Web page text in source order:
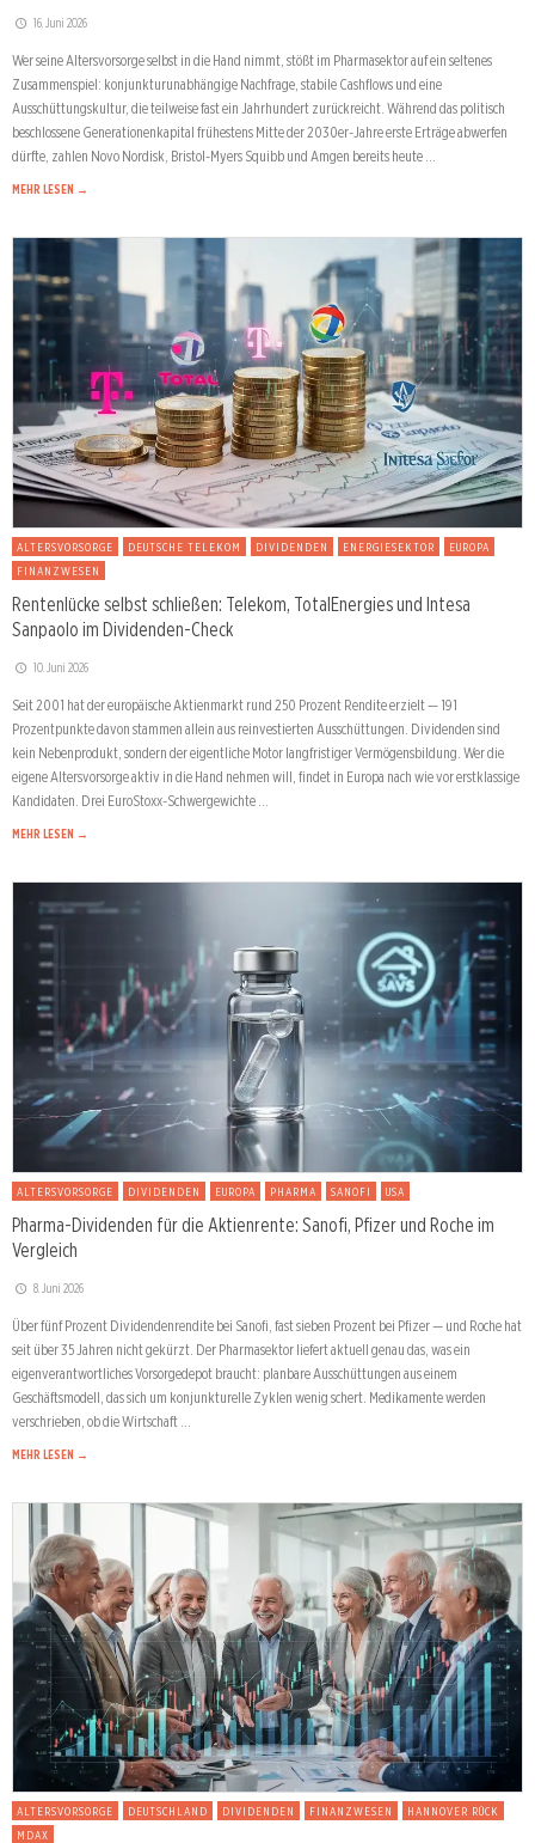
16. Juni 2026
Wer seine Altersvorsorge selbst in die Hand nimmt, stößt im Pharmasektor auf ein seltenes
Zusammenspiel: konjunkturunabhängige Nachfrage, stabile Cashflows und eine
Ausschüttungskultur, die teilweise fast ein Jahrhundert zurückreicht. Während das politisch
beschlossene Generationenkapital frühestens Mitte der 2030er-Jahre erste Erträge abwerfen
dürfte, zahlen Novo Nordisk, Bristol-Myers Squibb und Amgen bereits heute …
MEHR LESEN →
ALTERSVORSORGE DEUTSCHE TELEKOM DIVIDENDEN ENERGIESEKTOR
EUROPA
FINANZWESEN
Rentenlücke selbst schließen: Telekom, TotalEnergies und Intesa
Sanpaolo im Dividenden-Check
10. Juni 2026
Seit 2001 hat der europäische Aktienmarkt rund 250 Prozent Rendite erzielt — 191
Prozentpunkte davon stammen allein aus reinvestierten Ausschüttungen. Dividenden sind
kein Nebenprodukt, sondern der eigentliche Motor langfristiger Vermögensbildung. Wer die
eigene Altersvorsorge aktiv in die Hand nehmen will, findet in Europa nach wie vor erstklassige
Kandidaten. Drei EuroStoxx-Schwergewichte …
MEHR LESEN →
ALTERSVORSORGE DIVIDENDEN EUROPA PHARMA SANOFI USA
Pharma-Dividenden für die Aktienrente: Sanofi, Pfizer und Roche im
Vergleich
8. Juni 2026
Über fünf Prozent Dividendenrendite bei Sanofi, fast sieben Prozent bei Pfizer — und Roche hat
seit über 35 Jahren nicht gekürzt. Der Pharmasektor liefert aktuell genau das, was ein
eigenverantwortliches Vorsorgedepot braucht: planbare Ausschüttungen aus einem
Geschäftsmodell, das sich um konjunkturelle Zyklen wenig schert. Medikamente werden
verschrieben, ob die Wirtschaft …
MEHR LESEN →
ALTERSVORSORGE DEUTSCHLAND DIVIDENDEN FINANZWESEN
HANNOVER RÜCK
MDAX